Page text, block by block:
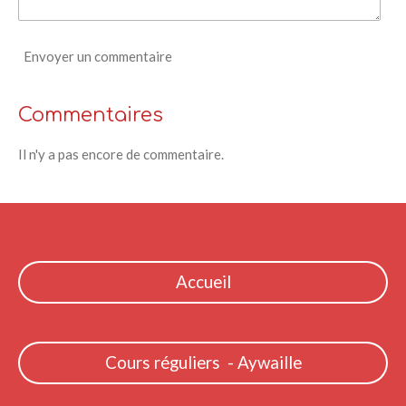
Envoyer un commentaire
Commentaires
Il n'y a pas encore de commentaire.
Accueil
Cours réguliers - Aywaille